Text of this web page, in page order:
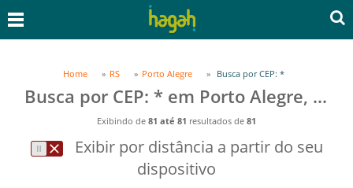
Home RS Porto Alegre Busca por CEP: *
Busca por CEP: * em Porto Alegre, RS
Exibindo de 81 até 81 resultados de 81
Exibir por distância a partir do seu
dispositivo